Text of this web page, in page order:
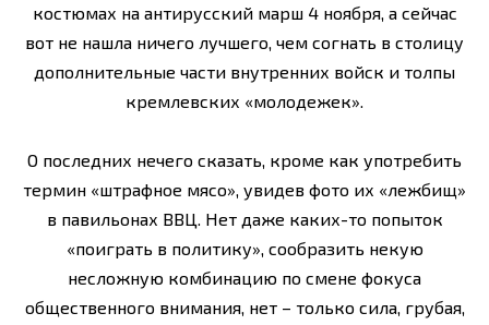
костюмах на антирусский марш 4 ноября, а сейчас
вот не нашла ничего лучшего, чем согнать в столицу
дополнительные части внутренних войск и толпы
кремлевских «молодежек».
О последних нечего сказать, кроме как употребить
термин «штрафное мясо», увидев фото их «лежбищ»
в павильонах ВВЦ. Нет даже каких-то попыток
«поиграть в политику», сообразить некую
несложную комбинацию по смене фокуса
общественного внимания, нет – только сила, грубая,